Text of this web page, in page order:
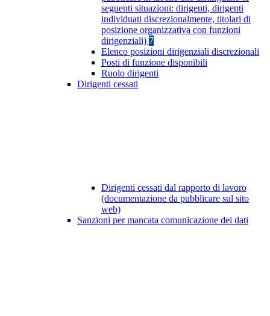
seguenti situazioni: dirigenti, dirigenti
individuati discrezionalmente, titolari di
posizione organizzativa con funzioni
dirigenziali) 7
Elenco posizioni dirigenziali discrezionali
Posti di funzione disponibili
Ruolo dirigenti
Dirigenti cessati
Dirigenti cessati dal rapporto di lavoro
(documentazione da pubblicare sul sito
web)
Sanzioni per mancata comunicazione dei dati